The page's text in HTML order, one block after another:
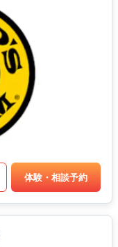
体験・相談予約